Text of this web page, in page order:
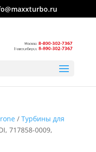
/ Турбины для
717858-0009,